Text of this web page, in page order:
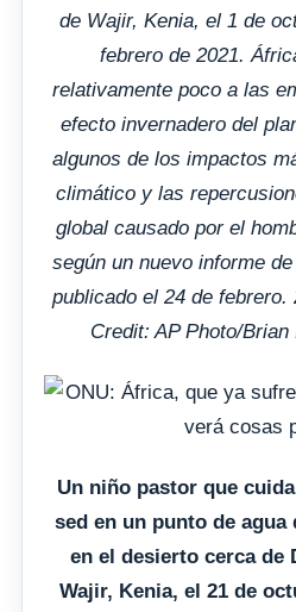
de Wajir, Kenia, el 1 de
febrero de 2021.
relativamente poco a las
efecto invernadero del
algunos de los impactos
climático y las
global causado por el
según un nuevo informe
publicado el 24 de febrero.
Credit: AP Photo/
Un niño pastor que
sed en un punto de agua
en el desierto cerca de
Wajir, Kenia, el 21 de